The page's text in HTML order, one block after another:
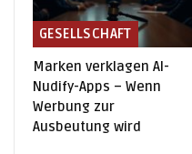
GESELLSCHAFT
Marken verklagen AI-
Nudify-Apps – Wenn
Werbung zur
Ausbeutung wird